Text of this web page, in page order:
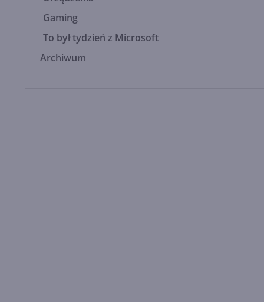
Gaming
To był tydzień z Microsoft
Archiwum